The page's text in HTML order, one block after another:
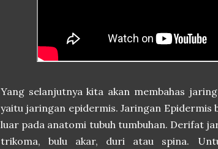
Yang selanjutnya kita akan membahas
yaitu jaringan epidermis. Jaringan
luar pada anatomi tubuh tumbuhan. Derifat
trikoma, bulu akar, duri atau spina.